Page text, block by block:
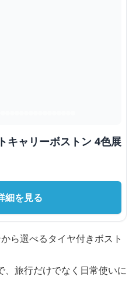
キャリーボストン 4色展
細を見る
ら選べるタイヤ付きボスト
、旅行だけでなく日常使いに